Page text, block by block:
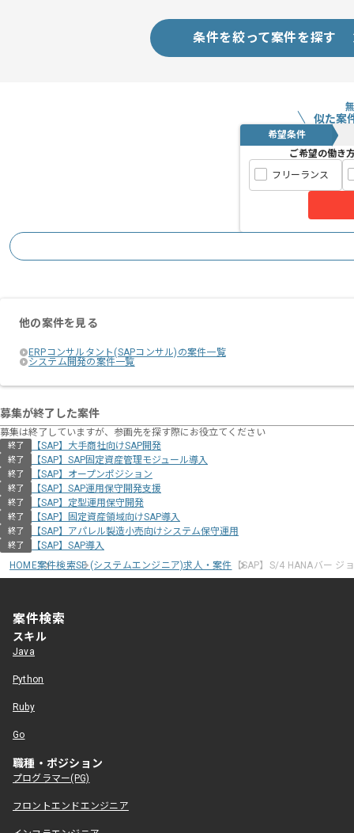
条件を絞って案件を探す
似た案
希望条件
ご希望の働き
フリーランス
他の案件を見る
ERPコンサルタント(SAPコンサル)の案件一覧
システム開発の案件一覧
募集が終了した案件
募集は終了していますが、参画先を探す際にお役立てください
終了 【SAP】大手商社向けSAP開発
終了 【SAP】SAP固定資産管理モジュール導入
終了 【SAP】オープンポジション
終了 【SAP】SAP運用保守開発支援
終了 【SAP】定型運用保守開発
終了 【SAP】固定資産領域向けSAP導入
終了 【SAP】アパレル製造小売向けシステム保守運用
終了
【SAP】SAP導入
HOME案件検索SE (システムエンジニア)求人・案件 【SAP】S/4 HANAバー ジ
案件検索
スキル
Java
Python
Ruby
Go
職種・ポジション
プログラマー(PG)
フロントエンドエンジニア